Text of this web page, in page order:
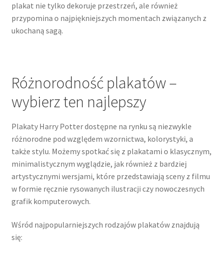
plakat nie tylko dekoruje przestrzeń, ale również
przypomina o najpiękniejszych momentach związanych z
ukochaną sagą.
Różnorodność plakatów –
wybierz ten najlepszy
Plakaty Harry Potter dostępne na rynku są niezwykle
różnorodne pod względem wzornictwa, kolorystyki, a
także stylu. Możemy spotkać się z plakatami o klasycznym,
minimalistycznym wyglądzie, jak również z bardziej
artystycznymi wersjami, które przedstawiają sceny z filmu
w formie ręcznie rysowanych ilustracji czy nowoczesnych
grafik komputerowych.
Wśród najpopularniejszych rodzajów plakatów znajdują
się: